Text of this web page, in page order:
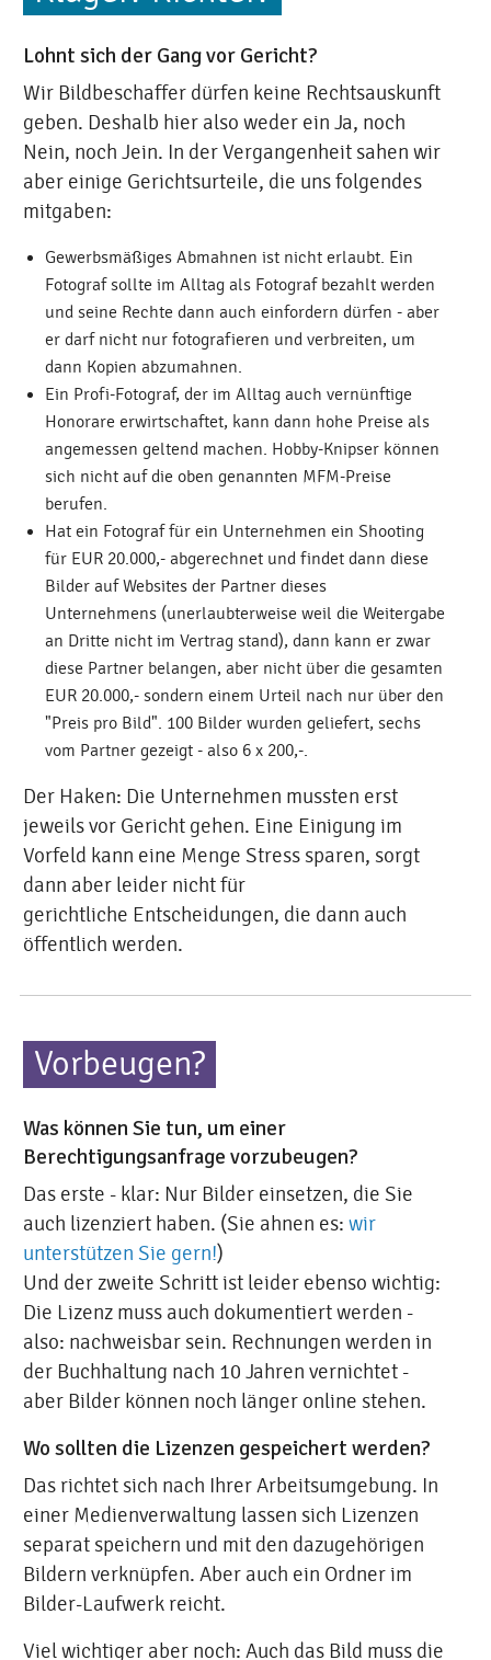
Lohnt sich der Gang vor Gericht?
Wir Bildbeschaffer dürfen keine Rechtsauskunft
geben. Deshalb hier also weder ein Ja, noch
Nein, noch Jein. In der Vergangenheit sahen wir
aber einige Gerichtsurteile, die uns folgendes
mitgaben:
Gewerbsmäßiges Abmahnen ist nicht erlaubt. Ein
Fotograf sollte im Alltag als Fotograf bezahlt werden
und seine Rechte dann auch einfordern dürfen - aber
er darf nicht nur fotografieren und verbreiten, um
dann Kopien abzumahnen.
Ein Profi-Fotograf, der im Alltag auch vernünftige
Honorare erwirtschaftet, kann dann hohe Preise als
angemessen geltend machen. Hobby-Knipser können
sich nicht auf die oben genannten MFM-Preise
berufen.
Hat ein Fotograf für ein Unternehmen ein Shooting
für EUR 20.000,- abgerechnet und findet dann diese
Bilder auf Websites der Partner dieses
Unternehmens (unerlaubterweise weil die Weitergabe
an Dritte nicht im Vertrag stand), dann kann er zwar
diese Partner belangen, aber nicht über die gesamten
EUR 20.000,- sondern einem Urteil nach nur über den
"Preis pro Bild". 100 Bilder wurden geliefert, sechs
vom Partner gezeigt - also 6 x 200,-.
Der Haken: Die Unternehmen mussten erst
jeweils vor Gericht gehen. Eine Einigung im
Vorfeld kann eine Menge Stress sparen, sorgt
dann aber leider nicht für
gerichtliche Entscheidungen, die dann auch
öffentlich werden.
Vorbeugen?
Was können Sie tun, um einer
Berechtigungsanfrage vorzubeugen?
Das erste - klar: Nur Bilder einsetzen, die Sie
auch lizenziert haben. (Sie ahnen es: wir
unterstützen Sie gern!)
Und der zweite Schritt ist leider ebenso wichtig:
Die Lizenz muss auch dokumentiert werden -
also: nachweisbar sein. Rechnungen werden in
der Buchhaltung nach 10 Jahren vernichtet -
aber Bilder können noch länger online stehen.
Wo sollten die Lizenzen gespeichert werden?
Das richtet sich nach Ihrer Arbeitsumgebung. In
einer Medienverwaltung lassen sich Lizenzen
separat speichern und mit den dazugehörigen
Bildern verknüpfen. Aber auch ein Ordner im
Bilder-Laufwerk reicht.
Viel wichtiger aber noch: Auch das Bild muss die